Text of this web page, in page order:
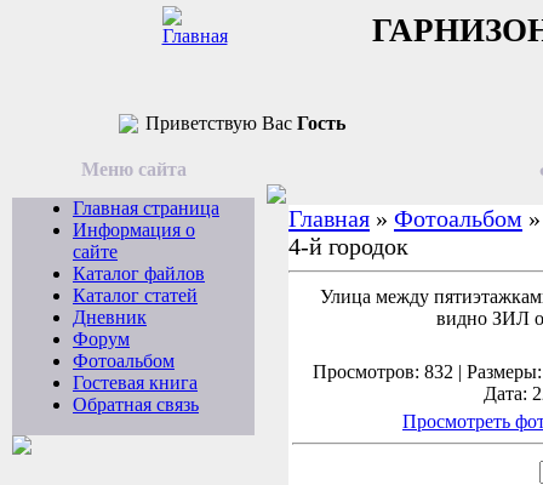
Приветствую Вас Гость
Меню сайта
Главная страница
Информация о
сайте
Каталог файлов
Каталог статей
Дневник
Форум
Фотоальбом
Гостевая книга
Обратная связь
Главная » Фотоальбом
4-й городок
Улица между
видно ЗИЛ
Просмотров: 832 |
Дата:
Просмотреть